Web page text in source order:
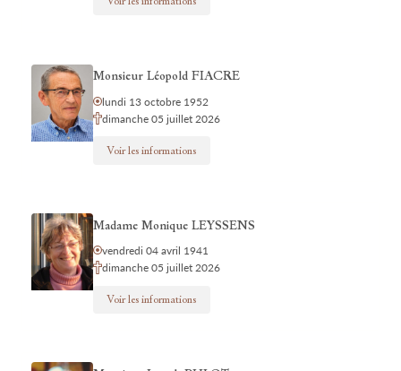
Monsieur Léopold FIACRE
lundi 13 octobre 1952
dimanche 05 juillet 2026
Voir les informations
Madame Monique LEYSSENS
vendredi 04 avril 1941
dimanche 05 juillet 2026
Voir les informations